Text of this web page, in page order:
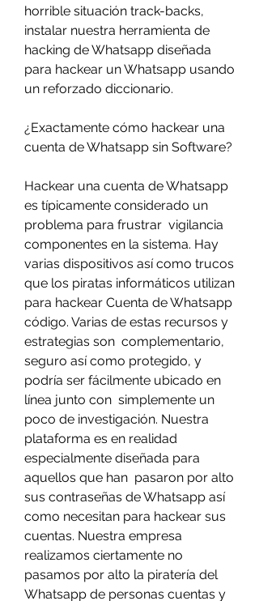
horrible situación track-backs,
instalar nuestra herramienta de
hacking de Whatsapp diseñada
para hackear un Whatsapp usando
un reforzado diccionario.
¿Exactamente cómo hackear una
cuenta de Whatsapp sin Software?
Hackear una cuenta de Whatsapp
es típicamente considerado un
problema para frustrar  vigilancia
componentes en la sistema. Hay
varias dispositivos así como trucos
que los piratas informáticos utilizan
para hackear Cuenta de Whatsapp
código. Varias de estas recursos y
estrategias son  complementario,
seguro así como protegido, y
podría ser fácilmente ubicado en
línea junto con  simplemente un
poco de investigación. Nuestra
plataforma es en realidad
especialmente diseñada para
aquellos que han  pasaron por alto
sus contraseñas de Whatsapp así
como necesitan para hackear sus
cuentas. Nuestra empresa
realizamos ciertamente no
pasamos por alto la piratería del
Whatsapp de personas cuentas y